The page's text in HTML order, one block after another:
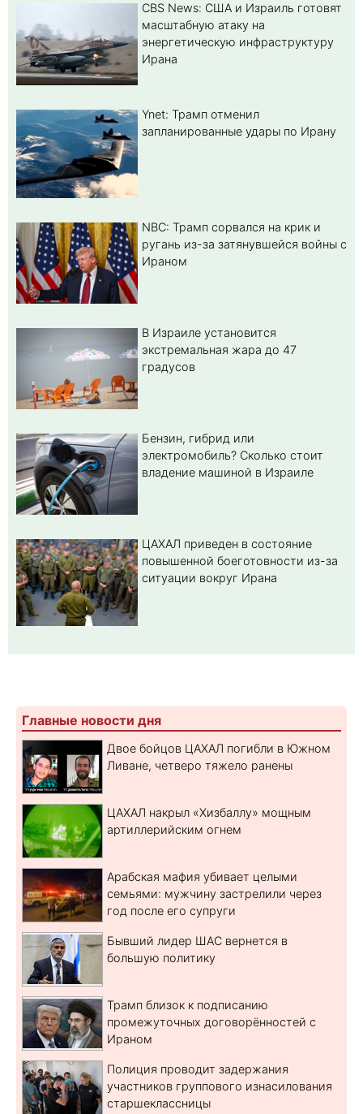
CBS News: США и Израиль готовят
масштабную атаку на
энергетическую инфраструктуру
Ирана
Ynet: Трамп отменил
запланированные удары по Ирану
NBC: Трамп сорвался на крик и
ругань из-за затянувшейся войны с
Ираном
В Израиле установится
экстремальная жара до 47
градусов
Бензин, гибрид или
электромобиль? Cколько стоит
владение машиной в Израиле
ЦАХАЛ приведен в состояние
повышенной боеготовности из-за
ситуации вокруг Ирана
Главные новости дня
Двое бойцов ЦАХАЛ погибли в Южном
Ливане, четверо тяжело ранены
ЦАХАЛ накрыл «Хизбаллу» мощным
артиллерийским огнем
Арабская мафия убивает целыми
семьями: мужчину застрелили через
год после его супруги
Бывший лидер ШАС вернется в
большую политику
Трамп близок к подписанию
промежуточных договорённостей с
Ираном
Полиция проводит задержания
участников группового изнасилования
старшеклассницы